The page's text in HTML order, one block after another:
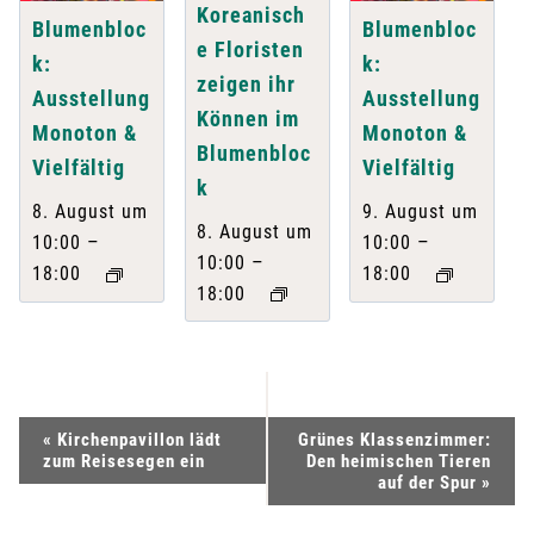
Blumenbloc
k:
Ausstellung
Monoton &
Vielfältig
8. August um
10:00 –
18:00
Koreanisch
e Floristen
zeigen ihr
Können im
Blumenbloc
k
8. August um
10:00 –
18:00
Blumenbloc
k:
Ausstellung
Monoton &
Vielfältig
9. August um
10:00 –
18:00
e
« Kirchenpavillon lädt
zum Reisesegen ein
Grünes Klassenzimmer:
Den heimischen Tieren
auf der Spur »